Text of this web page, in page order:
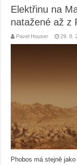
Elektřinu na
natažené až z
Pavel Houser 29. 8.
Phobos má stejně